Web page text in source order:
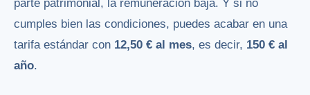
parte patrimonial, la remuneración baja. Y si no
cumples bien las condiciones, puedes acabar en una
tarifa estándar con 12,50 € al mes, es decir, 150 € al
año.